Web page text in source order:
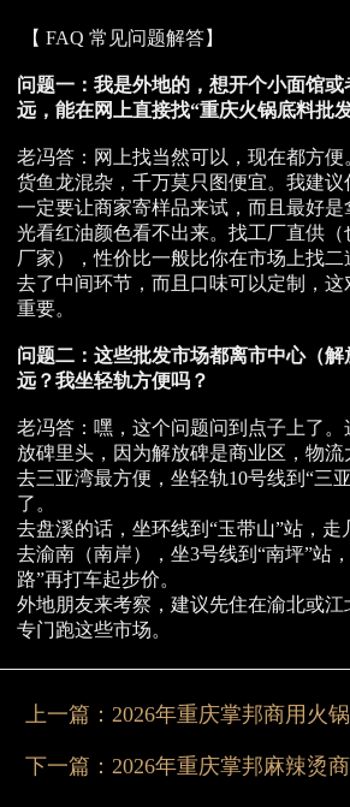
【 FAQ 常见问题解答】
问题一：我是外地的，想开个小面馆
远，能在网上直接找“重庆火锅底料批
老冯答：网上找当然可以，现在都方
货鱼龙混杂，千万莫只图便宜。我建议
一定要让商家寄样品来试，而且最好是
光看红油颜色看不出来。找工厂直供
厂家），性价比一般比你在市场上找
去了中间环节，而且口味可以定制，
重要。
问题二：这些批发市场都离市中心（
远？我坐轻轨方便吗？
老冯答：嘿，这个问题问到点子上了
放碑里头，因为解放碑是商业区，物流
去三亚湾最方便，坐轻轨10号线到“三
了。
去盘溪的话，坐环线到“玉带山”站，走
去渝南（南岸），坐3号线到“南坪”站
路”再打车起步价。
外地朋友来考察，建议先住在渝北或江
专门跑这些市场。
上一篇：
下一篇： 2026年重庆掌邦麻辣烫